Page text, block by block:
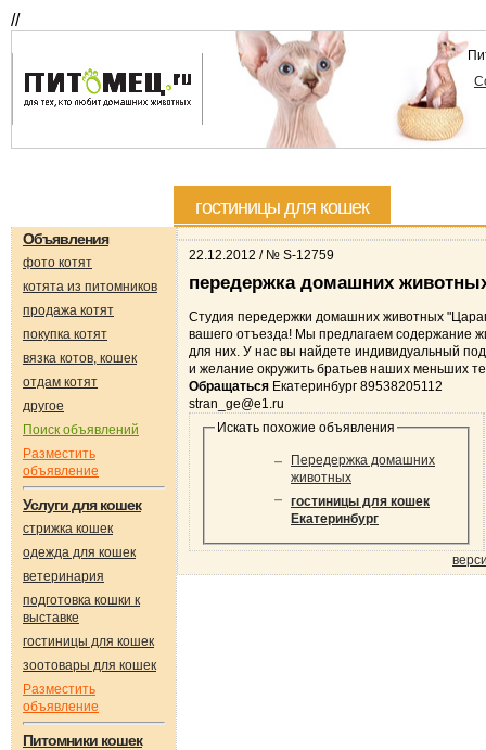
//
гостиницы для кошек
Объявления
фото котят
котята из питомников
продажа котят
покупка котят
вязка котов, кошек
отдам котят
другое
Поиск объявлений
Разместить
объявление
Услуги для кошек
стрижка кошек
одежда для кошек
ветеринария
подготовка кошки к
выставке
гостиницы для кошек
зоотовары для кошек
Разместить
объявление
Питомники кошек
22.12.2012 / № S-12759
передержка домашних
Студия передержки домашних животных
вашего отъезда! Мы предлагаем содержание
для них. У нас вы найдете индивидуальный
и желание окружить братьев наших меньших
Обращаться Екатеринбург 89538205112
stran_ge@e1.ru
Искать похожие объявления
Передержка домашних
животных
гостиницы для кошек
Екатеринбург